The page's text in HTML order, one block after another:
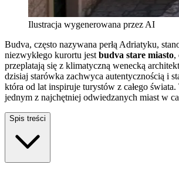
Ilustracja wygenerowana przez AI
Budva, często nazywana perłą Adriatyku,
niezwykłego kurortu jest budva stare miasto,
przeplatają się z klimatyczną wenecką
dzisiaj starówka zachwyca autentycznością i
która od lat inspiruje turystów z całego
jednym z najchętniej odwiedzanych miast w
Spis treści